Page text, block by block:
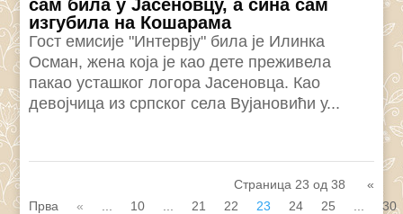
сам била у Јасеновцу, а сина сам
изгубила на Кошарама
Гост емисије "Интервју" била је Илинка
Осман, жена која је као дете преживела
пакао усташког логора Јасеновца. Као
девојчица из српског села Вујановићи у...
Страница 23 од 38
«
Прва
« 10 21 22 23 24 25
30